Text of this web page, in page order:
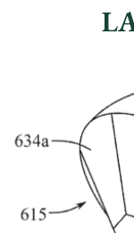
e
o